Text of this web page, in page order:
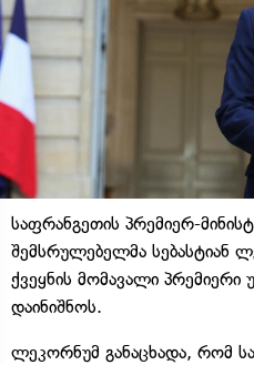
საფრანგეთის პრემიერ-
შემსრულებელმა სებასტიან
ქვეყნის მომავალი
დაინიშნოს.
ლეკორნუმ განაცხადა, რომ